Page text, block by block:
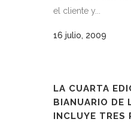
el cliente y...
16 julio, 2009
LA CUARTA
BIANUARIO DE
INCLUYE TRES